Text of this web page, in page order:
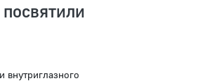
внутриглазного